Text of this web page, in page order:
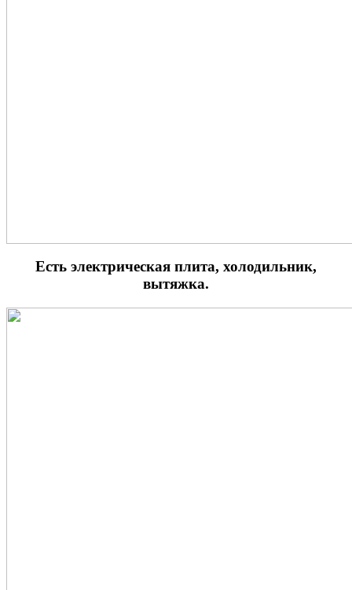
Есть электрическая плита, холодильник,
вытяжка.